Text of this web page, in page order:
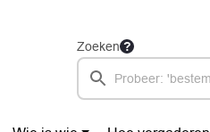
Zoeken